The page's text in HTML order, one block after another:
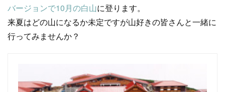
バージョンで10月の白山に登ります。
来夏はどの山になるか未定ですが山好きの皆さんと一緒に
行ってみませんか？